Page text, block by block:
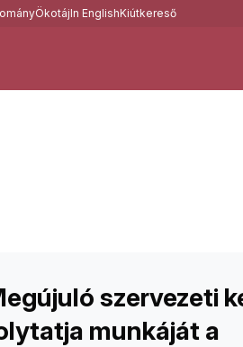
ÖkotájIn EnglishKiútkereső
szervezeti
munkáját a